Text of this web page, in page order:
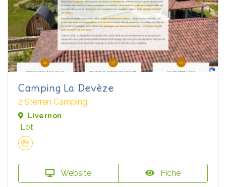
Camping La Devèze
2 Sterren Camping
Livernon
Lot
Website Fiche